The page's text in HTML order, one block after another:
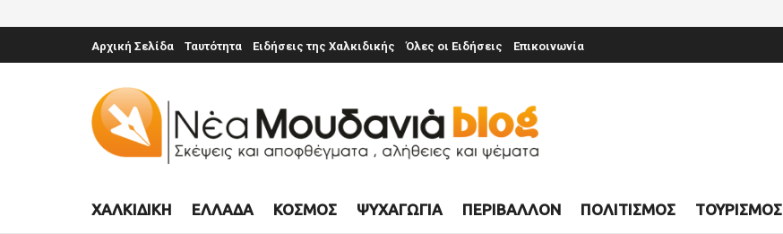
Αρχική Σελίδα Ταυτότητα Ειδήσεις της Χαλκιδικής Όλες οι Ειδήσεις Επικοινωνία
ΧΑΛΚΙΔΙΚΉ ΕΛΛΆΔΑ ΚΌΣΜΟΣ ΨΥΧΑΓΩΓΊΑ ΠΕΡΙΒΆΛΛΟΝ ΠΟΛΙΤΙΣΜΌΣ ΤΟΥΡΙΣΜΌΣ